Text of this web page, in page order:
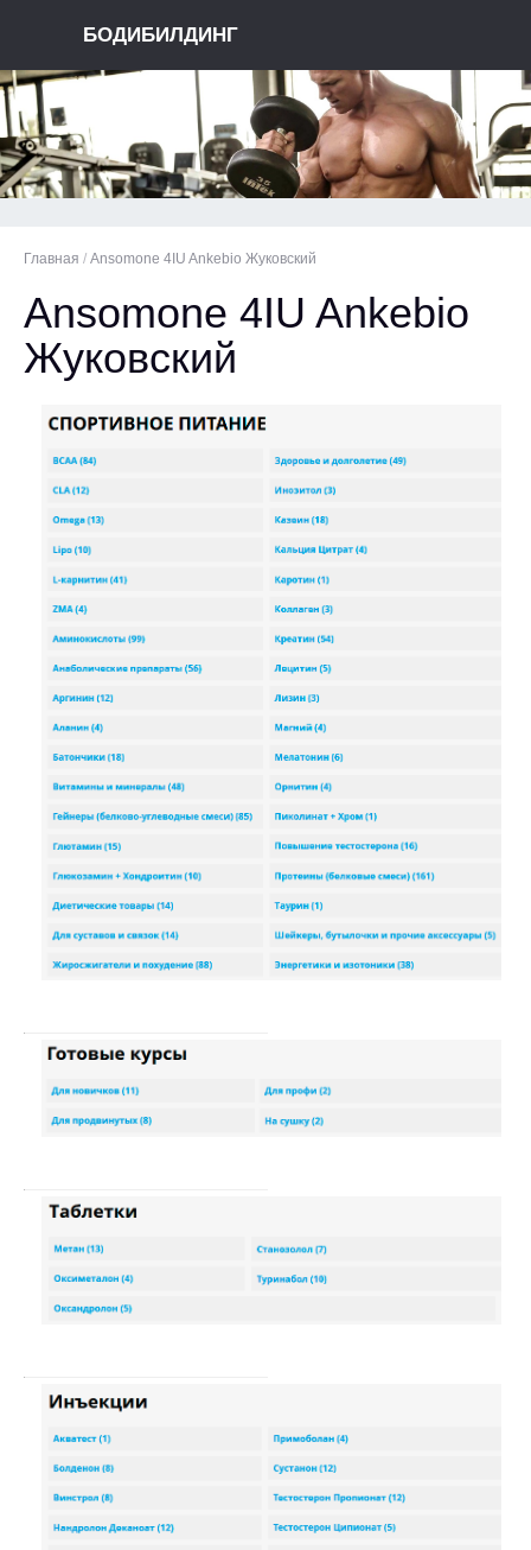
БОДИБИЛДИНГ
Главная / Ansomone 4IU Ankebio Жуковский
Ansomone 4IU Ankebio
Жуковский